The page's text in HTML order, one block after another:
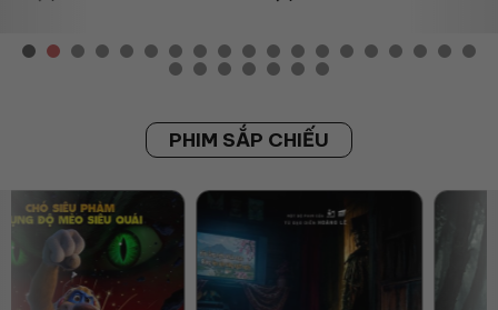
PHIM SẮP CHIẾU